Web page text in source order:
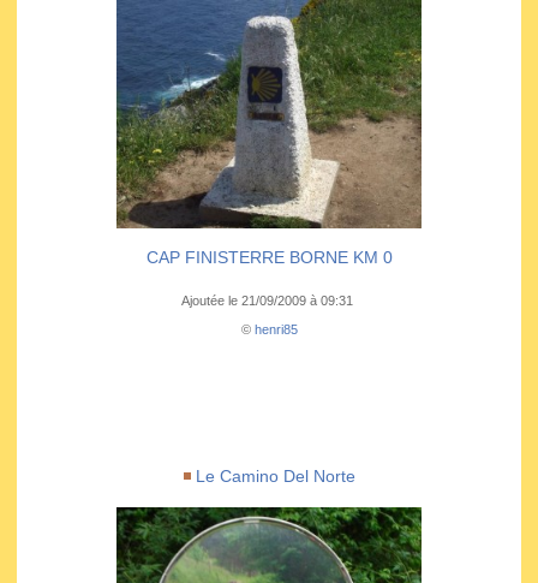
CAP FINISTERRE BORNE KM 0
Ajoutée le 21/09/2009 à 09:31
© henri85
Le Camino Del Norte